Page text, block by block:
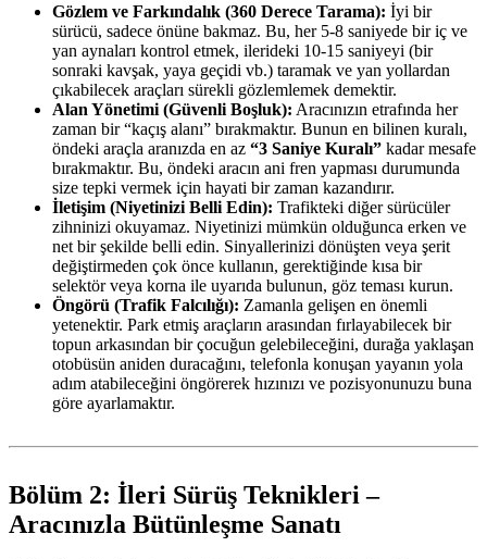
Gözlem ve Farkındalık (360 Derece Tarama): İyi bir
sürücü, sadece önüne bakmaz. Bu, her 5-8 saniyede bir iç ve
yan aynaları kontrol etmek, ilerideki 10-15 saniyeyi (bir
sonraki kavşak, yaya geçidi vb.) taramak ve yan yollardan
çıkabilecek araçları sürekli gözlemlemek demektir.
Alan Yönetimi (Güvenli Boşluk): Aracınızın etrafında her
zaman bir “kaçış alanı” bırakmaktır. Bunun en bilinen kuralı,
öndeki araçla aranızda en az “3 Saniye Kuralı” kadar mesafe
bırakmaktır. Bu, öndeki aracın ani fren yapması durumunda
size tepki vermek için hayati bir zaman kazandırır.
İletişim (Niyetinizi Belli Edin): Trafikteki diğer sürücüler
zihninizi okuyamaz. Niyetinizi mümkün olduğunca erken ve
net bir şekilde belli edin. Sinyallerinizi dönüşten veya şerit
değiştirmeden çok önce kullanın, gerektiğinde kısa bir
selektör veya korna ile uyarıda bulunun, göz teması kurun.
Öngörü (Trafik Falcılığı): Zamanla gelişen en önemli
yetenektir. Park etmiş araçların arasından fırlayabilecek bir
topun arkasından bir çocuğun gelebileceğini, durağa yaklaşan
otobüsün aniden duracağını, telefonla konuşan yayanın yola
adım atabileceğini öngörerek hızınızı ve pozisyonunuzu buna
göre ayarlamaktır.
Bölüm 2: İleri Sürüş Teknikleri –
Aracınızla Bütünleşme Sanatı